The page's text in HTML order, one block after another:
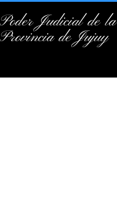
Poder Judicial de la
Provincia de Jujuy